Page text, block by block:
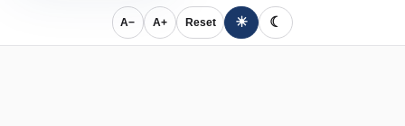
A− A+ Reset ☀ ☾